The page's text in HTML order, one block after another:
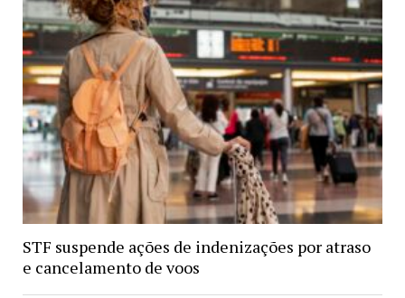
STF suspende ações de indenizações por atraso
e cancelamento de voos